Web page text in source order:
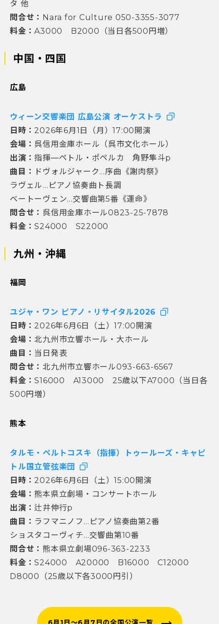
タ 他
問合せ： Nara for Culture 050-3355-3077
料金：A3000 B2000（当日各500円増）
中国・四国
広島
ウィーン交響楽団 広島公演 オーケストラ
日時： 2026年6月1日（月）17:00開演
会場： 呉信用金庫ホール（呉市文化ホール）
出演：指揮―ペトル・ポペルカ 角野隼斗p
曲目：
ドヴォルジャーク…序曲《謝肉祭》
ラヴェル…ピアノ協奏曲ト長調
ベートーヴェン…交響曲第5番《運命》
問合せ： 呉信用金庫ホール0823-25-7878
料金：S24000 S22000
九州・沖縄
福岡
ユジャ・ワン ピアノ・リサイタル2026
日時： 2026年6月6日（土）17:00開演
会場：北九州市立響ホール・大ホール
曲目： 当日発表
問合せ： 北九州市立響ホール093-663-6567
料金：S16000 A13000 25歳以下A7000（当日各
500円増）
熊本
タルモ・ペルトコスキ（指揮）トゥールーズ・キャピ
トル国立管弦楽団
日時： 2026年6月6日（土）15:00開演
会場：熊本県立劇場・コンサートホール
出演：辻井伸行p
曲目： ラフマニノフ…ピアノ協奏曲第2番
ショスタコーヴィチ…交響曲第10番
問合せ： 熊本県立劇場096-363-2233
料金：S24000 A20000 B16000 C12000
D8000（25歳以下各3000円引）